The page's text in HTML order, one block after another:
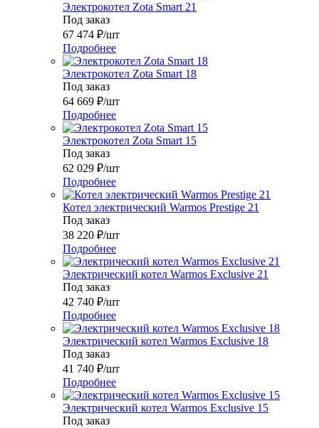
Электрокотел Zota Smart 21
Под заказ
67 474 ₽/шт
Подробнее
Электрокотел Zota Smart 18
Под заказ
64 669 ₽/шт
Подробнее
Электрокотел Zota Smart 15
Под заказ
62 029 ₽/шт
Подробнее
Котел электрический Warmos Prestige 21
Под заказ
38 220 ₽/шт
Подробнее
Электрический котел Warmos Exclusive 21
Под заказ
42 740 ₽/шт
Подробнее
Электрический котел Warmos Exclusive 18
Под заказ
41 740 ₽/шт
Подробнее
Электрический котел Warmos Exclusive 15
Под заказ